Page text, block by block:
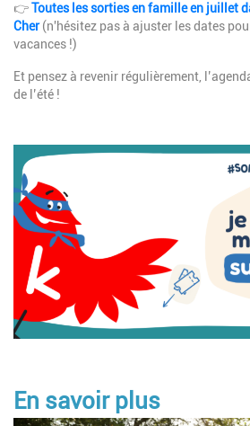
👉Toutes les sorties en famille en juillet
Cher (n'hésitez pas à ajuster les dates
vacances !)
Et pensez à revenir régulièrement,
de l’été !
Image
En savoir plus